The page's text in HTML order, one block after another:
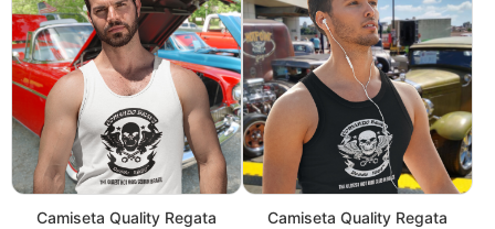
Camiseta Quality Regata
Camiseta Quality Regata